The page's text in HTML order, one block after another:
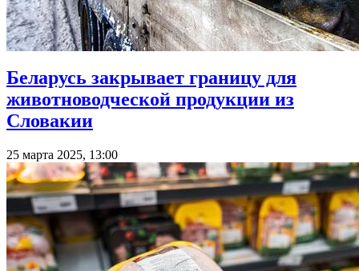
Беларусь закрывает границу для
животноводческой продукции из
Словакии
25 марта 2025, 13:00